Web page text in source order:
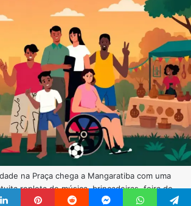
na Praça chega a Mangaratiba com uma
repleta de música, brincadeiras, feira de
(FOTO DIVULGAÇÃO)